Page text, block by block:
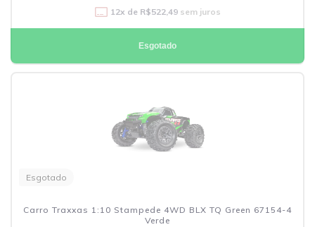
12x de R$522,49sem juros
Esgotado
Esgotado
Carro Traxxas 1:10 Stampede 4WD BLX TQ Green 67154-4
Verde